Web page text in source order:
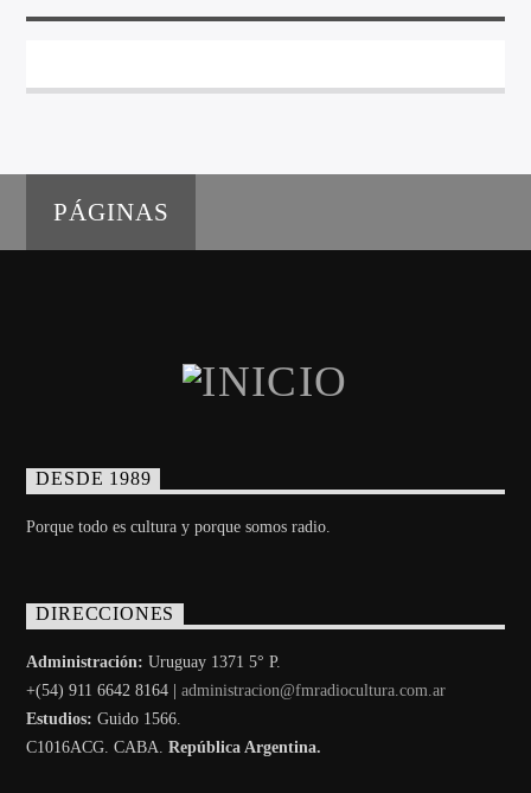
PÁGINAS
DESDE 1989
Porque todo es cultura y porque somos radio.
DIRECCIONES
Administración: Uruguay 1371 5° P.
+(54) 911 6642 8164 |administracion@fmradiocultura.com.ar
Estudios: Guido 1566.
C1016ACG . CABA.República Argentina.